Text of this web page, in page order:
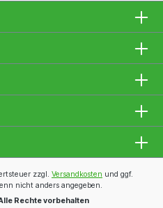
zzgl. Versandkosten und ggf.
nicht anders angegeben.
Rechte vorbehalten